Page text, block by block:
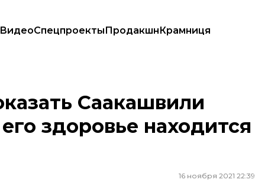
ВидеоСпецпроектыПродакшнКрамниця
здоровье находится под угрозой
Саакашвили
здоровье находится
16 ноября 2021 22:39